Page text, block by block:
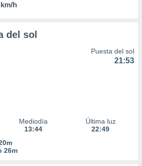
h
del sol
Puesta del sol
21:53
Mediodía
13:44
Última luz
22:49
26m